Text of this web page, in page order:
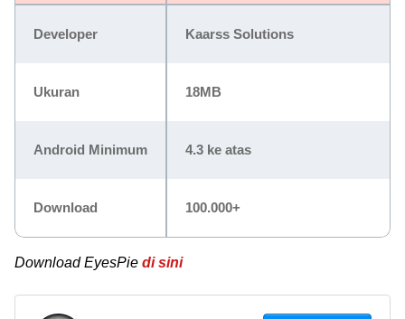
Developer Kaarss Solutions
Ukuran 18MB
Android Minimum 4.3 ke atas
Download 100.000+
Download EyesPie di sini